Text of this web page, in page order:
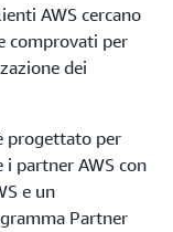
AWS cercano
comprovati per
dei
progettato per
partner AWS con
e un
Partner